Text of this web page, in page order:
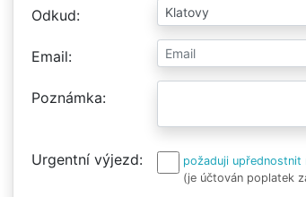
Odkud
Email
Poznámka
Urgentní výjezd
požaduji
(je účtován poplatek